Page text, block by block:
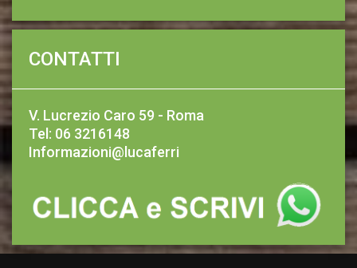
CONTATTI
V. Lucrezio Caro 59 - Roma
Tel: 06 3216148
Informazioni@lucaferri